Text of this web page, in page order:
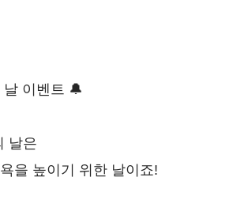
이벤트 🔔
날은
을 높이기 위한 날이죠!